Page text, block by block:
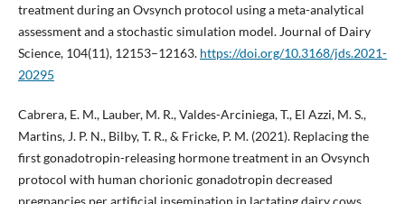
treatment during an Ovsynch protocol using a meta-analytical
assessment and a stochastic simulation model. Journal of Dairy
Science, 104(11), 12153–12163. https://doi.org/10.3168/jds.2021-
20295
Cabrera, E. M., Lauber, M. R., Valdes-Arciniega, T., El Azzi, M. S.,
Martins, J. P. N., Bilby, T. R., & Fricke, P. M. (2021). Replacing the
first gonadotropin-releasing hormone treatment in an Ovsynch
protocol with human chorionic gonadotropin decreased
pregnancies per artificial insemination in lactating dairy cows.